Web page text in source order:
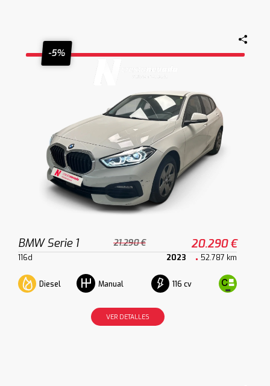
-5%
BMW Serie 1 21.290 € 20.290 €
116d 2023 52.787 km
Diesel Manual 116 cv
VER DETALLES